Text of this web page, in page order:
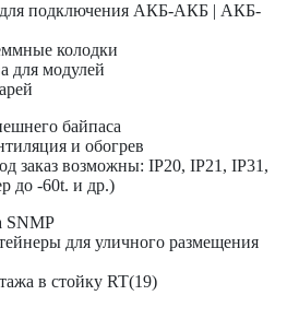
для подключения АКБ-АКБ | АКБ-
колодки
для модулей
байпаса
и обогрев
заказ возможны: IP20, IP21, IP31,
до -60t. и др.)
SNMP
для уличного размещения
в стойку RT(19)